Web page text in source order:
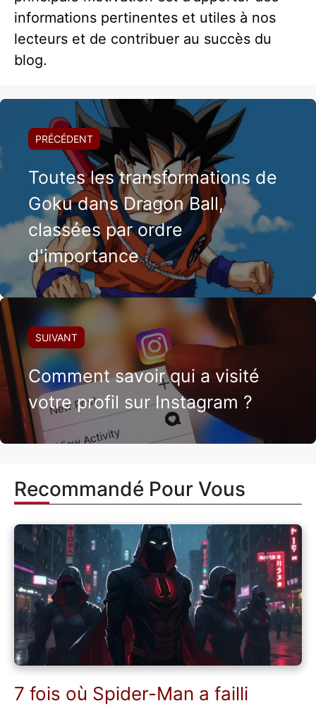
informations pertinentes et utiles à nos
lecteurs et de contribuer au succès du
blog.
PRÉCÉDENT
Toutes les transformations de
Goku dans Dragon Ball,
classées par ordre
d'importance
SUIVANT
Comment savoir qui a visité
votre profil sur Instagram ?
Recommandé Pour Vous
7 fois où Spider-Man a failli